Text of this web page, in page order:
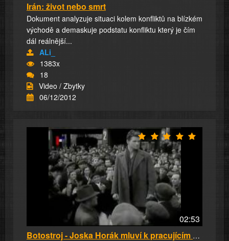
Irán: život nebo smrt
Dokument analyzuje situaci kolem konfliktů na blízkém
východě a demaskuje podstatu konfliktu který je čím
dál reálnější...
ALi_
1383x
18
Video / Zbytky
06/12/2012
02:53
Botostroj - Joska Horák mluví k pracujícím ve...